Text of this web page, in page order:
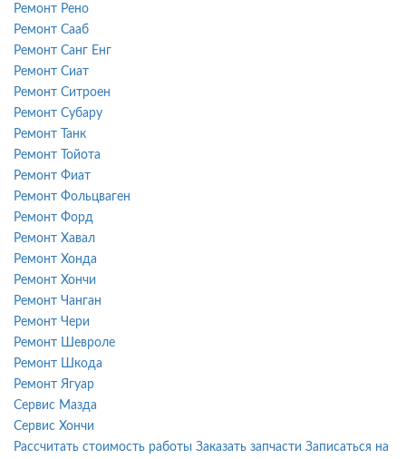
Ремонт Рено
Ремонт Сааб
Ремонт Санг Енг
Ремонт Сиат
Ремонт Ситроен
Ремонт Субару
Ремонт Танк
Ремонт Тойота
Ремонт Фиат
Ремонт Фольцваген
Ремонт Форд
Ремонт Хавал
Ремонт Хонда
Ремонт Хончи
Ремонт Чанган
Ремонт Чери
Ремонт Шевроле
Ремонт Шкода
Ремонт Ягуар
Сервис Мазда
Сервис Хончи
Рассчитать стоимость работы Заказать запчасти Записаться на